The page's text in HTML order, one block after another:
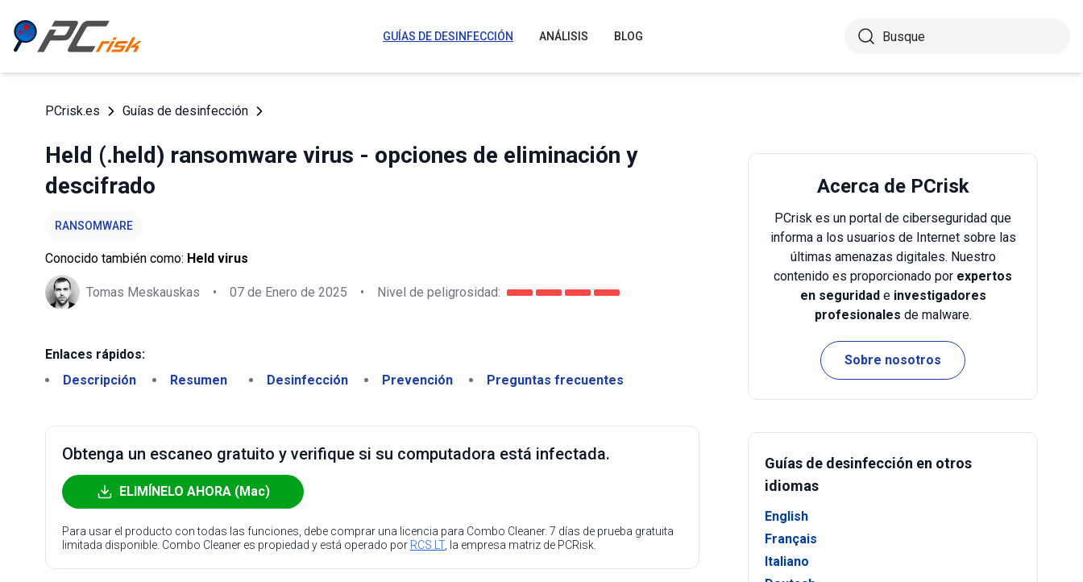
GUÍAS DE DESINFECCIÓN ANÁLISIS BLOG
PCrisk.es Guías de desinfección
Held (.held) ransomware virus - opciones de eliminación y
descifrado
RANSOMWARE
Conocido también como: Held virus
Tomas Meskauskas • 07 de Enero de 2025 • Nivel de peligrosidad:
Enlaces rápidos:
Descripción
Resumen Desinfección Prevención Preguntas frecuentes
Obtenga un escaneo gratuito y verifique si su computadora está infectada.
ELIMÍNELO AHORA (Mac)
Para usar el producto con todas las funciones, debe comprar una licencia para Combo Cleaner. 7 días de prueba gratuita
limitada disponible. Combo Cleaner es propiedad y está operado por RCS LT, la empresa matriz de PCRisk.
Acerca de PCrisk
PCrisk es un portal de ciberseguridad que
informa a los usuarios de Internet sobre las
últimas amenazas digitales. Nuestro
contenido es proporcionado por expertos
en seguridade investigadores
profesionales de malware.
Sobre nosotros
Guías de desinfección en otros
idiomas
English
Français
Italiano